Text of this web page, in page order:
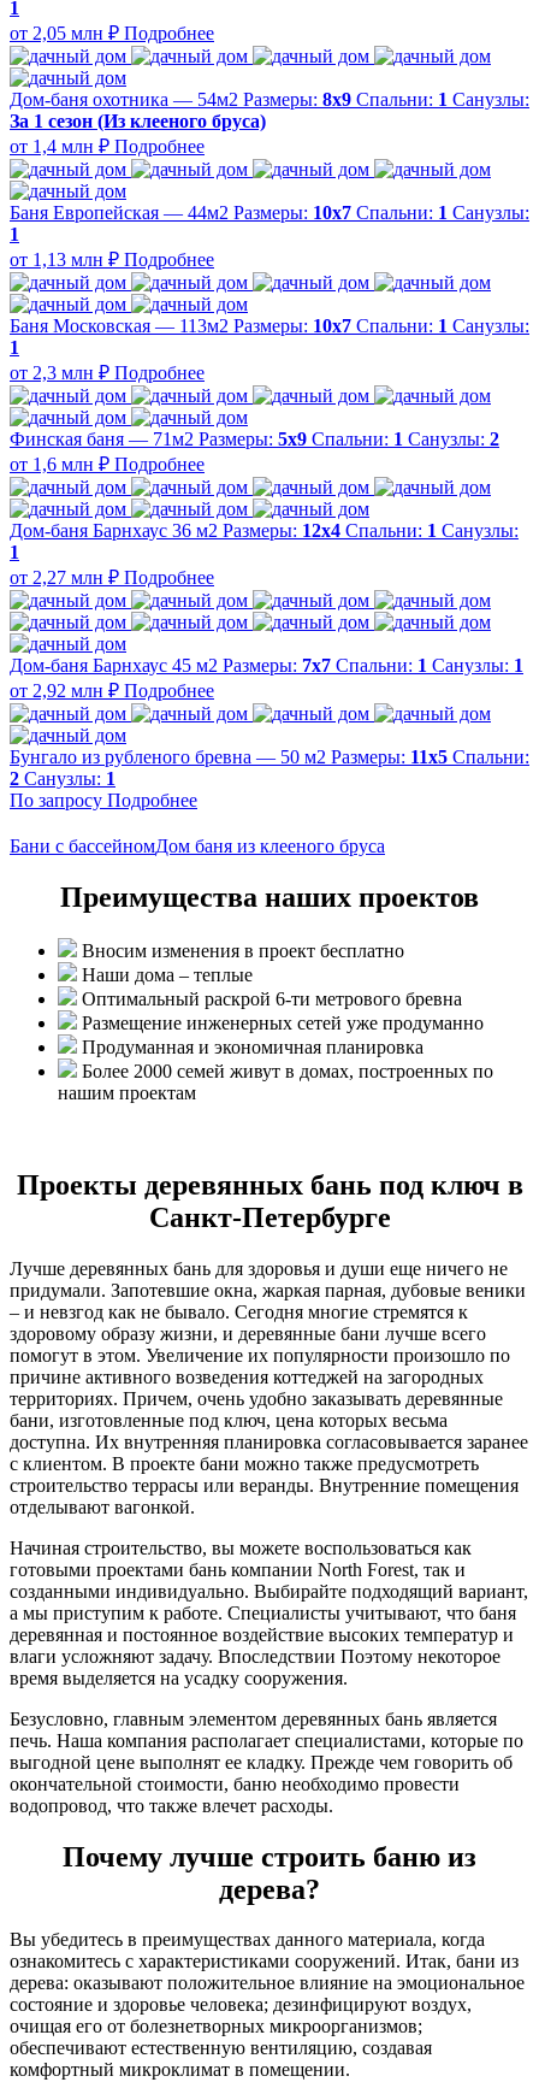
1
от 2,05 млн ₽ Подробнее
Дом-баня охотника — 54м2 Размеры: 8х9 Спальни: 1 Санузлы:
За 1 сезон (Из клееного бруса)
от 1,4 млн ₽ Подробнее
Баня Европейская — 44м2 Размеры: 10х7 Спальни: 1 Санузлы:
1
от 1,13 млн ₽ Подробнее
Баня Московская — 113м2 Размеры: 10х7 Спальни: 1 Санузлы:
1
от 2,3 млн ₽ Подробнее
Финская баня — 71м2 Размеры: 5х9 Спальни: 1 Санузлы: 2
от 1,6 млн ₽ Подробнее
Дом-баня Барнхаус 36 м2 Размеры: 12х4 Спальни: 1 Санузлы:
1
от 2,27 млн ₽ Подробнее
Дом-баня Барнхаус 45 м2 Размеры: 7x7 Спальни: 1 Санузлы: 1
от 2,92 млн ₽ Подробнее
Бунгало из рубленого бревна — 50 м2 Размеры: 11х5 Спальни:
2 Санузлы: 1
По запросу Подробнее
Бани с бассейномДом баня из клееного бруса
Преимущества наших проектов
Вносим изменения в проект бесплатно
Наши дома – теплые
Оптимальный раскрой 6-ти метрового бревна
Размещение инженерных сетей уже продуманно
Продуманная и экономичная планировка
Более 2000 семей живут в домах, построенных по
нашим проектам
Проекты деревянных бань под ключ в
Санкт-Петербурге
Лучше деревянных бань для здоровья и души еще ничего не
придумали. Запотевшие окна, жаркая парная, дубовые веники
– и невзгод как не бывало. Сегодня многие стремятся к
здоровому образу жизни, и деревянные бани лучше всего
помогут в этом. Увеличение их популярности произошло по
причине активного возведения коттеджей на загородных
территориях. Причем, очень удобно заказывать деревянные
бани, изготовленные под ключ, цена которых весьма
доступна. Их внутренняя планировка согласовывается заранее
с клиентом. В проекте бани можно также предусмотреть
строительство террасы или веранды. Внутренние помещения
отделывают вагонкой.
Начиная строительство, вы можете воспользоваться как
готовыми проектами бань компании North Forest, так и
созданными индивидуально. Выбирайте подходящий вариант,
а мы приступим к работе. Специалисты учитывают, что баня
деревянная и постоянное воздействие высоких температур и
влаги усложняют задачу. Впоследствии Поэтому некоторое
время выделяется на усадку сооружения.
Безусловно, главным элементом деревянных бань является
печь. Наша компания располагает специалистами, которые по
выгодной цене выполнят ее кладку. Прежде чем говорить об
окончательной стоимости, баню необходимо провести
водопровод, что также влечет расходы.
Почему лучше строить баню из
дерева?
Вы убедитесь в преимуществах данного материала, когда
ознакомитесь с характеристиками сооружений. Итак, бани из
дерева: оказывают положительное влияние на эмоциональное
состояние и здоровье человека; дезинфицируют воздух,
очищая его от болезнетворных микроорганизмов;
обеспечивают естественную вентиляцию, создавая
комфортный микроклимат в помещении.